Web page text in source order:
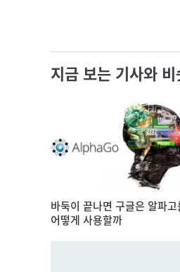
지금 보는 기사와
바둑이 끝나면 구글은 알파고
어떻게 사용할까